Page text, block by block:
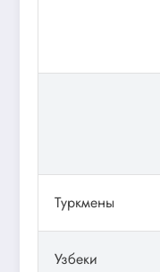
Туркмены
Узбеки